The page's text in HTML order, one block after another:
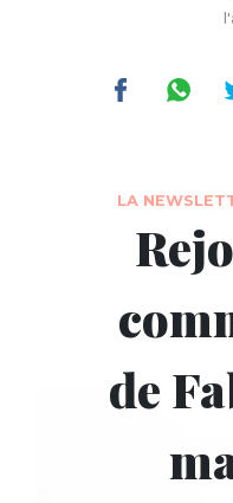
LA
de